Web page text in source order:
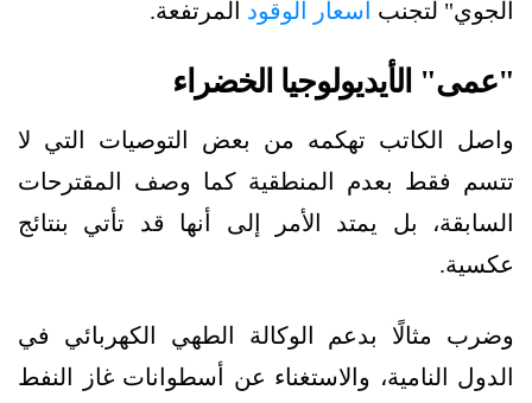
الجوي" لتجنب أسعار الوقود المرتفعة.
"عمى" الأيديولوجيا الخضراء
واصل الكاتب تهكمه من بعض التوصيات التي لا
تتسم فقط بعدم المنطقية كما وصف المقترحات
السابقة، بل يمتد الأمر إلى أنها قد تأتي بنتائج
عكسية.
وضرب مثالًا بدعم الوكالة الطهي الكهربائي في
الدول النامية، والاستغناء عن أسطوانات غاز النفط